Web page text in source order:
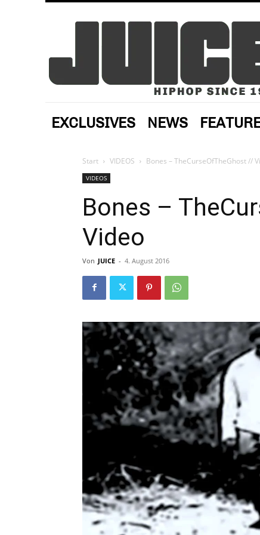
EXCLUSIVES NEWS
Start VIDEOS Bones – TheCurseOfTheGhost //
VIDEOS
Bones –
Video
Von JUICE - 4. August 2016